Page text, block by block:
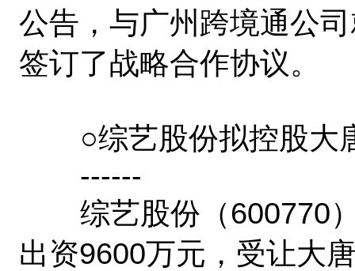
公告，与广州跨境通公
签订了战略合作协议。
○综艺股份拟控股大
------
综艺股份（600770）
出资9600万元，受让大